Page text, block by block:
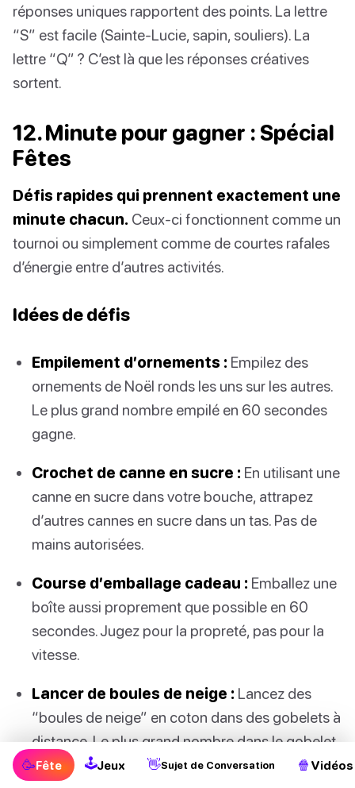
réponses uniques rapportent des points. La lettre
“S” est facile (Sainte-Lucie, sapin, souliers). La
lettre “Q” ? C’est là que les réponses créatives
sortent.
12. Minute pour gagner : Spécial
Fêtes
Défis rapides qui prennent exactement une
minute chacun. Ceux-ci fonctionnent comme un
tournoi ou simplement comme de courtes rafales
d’énergie entre d’autres activités.
Idées de défis
Empilement d’ornements : Empilez des
ornements de Noël ronds les uns sur les autres.
Le plus grand nombre empilé en 60 secondes
gagne.
Crochet de canne en sucre : En utilisant une
canne en sucre dans votre bouche, attrapez
d’autres cannes en sucre dans un tas. Pas de
mains autorisées.
Course d’emballage cadeau : Emballez une
boîte aussi proprement que possible en 60
secondes. Jugez pour la propreté, pas pour la
vitesse.
Lancer de boules de neige : Lancez des
“boules de neige” en coton dans des gobelets à
distance. Le plus grand nombre dans le gobelet
gagne.
🥳Fête 🕹Jeux 👋Sujet de Conversation 🍿 Vidéos